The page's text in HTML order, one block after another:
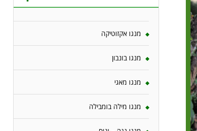
מנגו אקזוטיקה
מנגו בונבון
מנגו מאגי
מנגו מילה בומבילה